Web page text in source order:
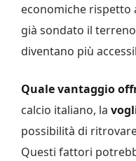
economiche rispetto
già sondato il
diventano più
Quale vantaggio
calcio italiano, la
possibilità di
Questi fattori